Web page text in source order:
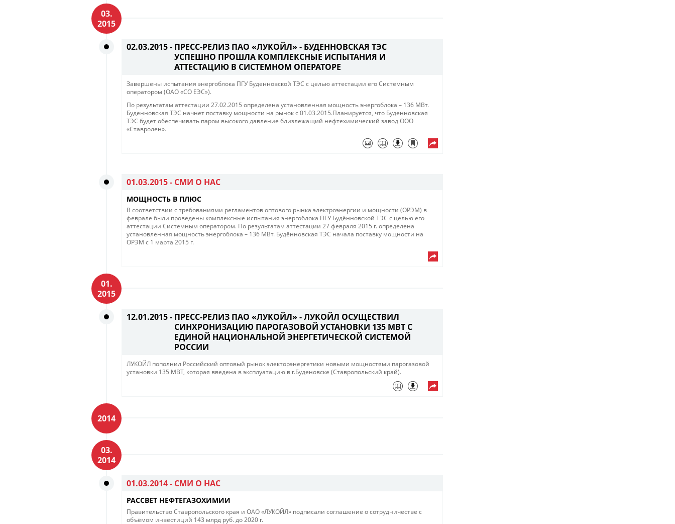
03.
2015
02.03.2015 - ПРЕСС-РЕЛИЗ ПАО «ЛУКОЙЛ» - БУДЕННОВСКАЯ ТЭС
УСПЕШНО ПРОШЛА КОМПЛЕКСНЫЕ ИСПЫТАНИЯ И
АТТЕСТАЦИЮ В СИСТЕМНОМ ОПЕРАТОРЕ
Завершены испытания энергоблока ПГУ Буденновской ТЭС с целью аттестации его Системным
оператором (ОАО «СО ЕЭС»).
По результатам аттестации 27.02.2015 определена установленная мощность энергоблока – 136 МВт.
Буденновская ТЭС начнет поставку мощности на рынок с 01.03.2015.Планируется, что Буденновская
ТЭС будет обеспечивать паром высокого давление близлежащий нефтехимический завод ООО
«Ставролен».
01.03.2015 - СМИ О НАС
МОЩНОСТЬ В ПЛЮС
В соответствии с требованиями регламентов оптового рынка электроэнергии и мощности (ОРЭМ) в
феврале были проведены комплексные испытания энергоблока ПГУ Будённовской ТЭС с целью его
аттестации Системным оператором. По результатам аттестации 27 февраля 2015 г. определена
установленная мощность энергоблока – 136 МВт. Будённовская ТЭС начала поставку мощности на
ОРЭМ с 1 марта 2015 г.
01.
2015
12.01.2015 - ПРЕСС-РЕЛИЗ ПАО «ЛУКОЙЛ» - ЛУКОЙЛ ОСУЩЕСТВИЛ
СИНХРОНИЗАЦИЮ ПАРОГАЗОВОЙ УСТАНОВКИ 135 МВТ С
ЕДИНОЙ НАЦИОНАЛЬНОЙ ЭНЕРГЕТИЧЕСКОЙ СИСТЕМОЙ
РОССИИ
ЛУКОЙЛ пополнил Российский оптовый рынок электорэнергетики новыми мощностями парогазовой
установки 135 МВТ, которая введена в эксплуатацию в г.Буденовске (Ставропольский край).
2014
03.
2014
01.03.2014 - СМИ О НАС
РАССВЕТ НЕФТЕГАЗОХИМИИ
Правительство Ставропольского края и ОАО «ЛУКОЙЛ» подписали соглашение о сотрудничестве с
объёмом инвестиций 143 млрд руб. до 2020 г.